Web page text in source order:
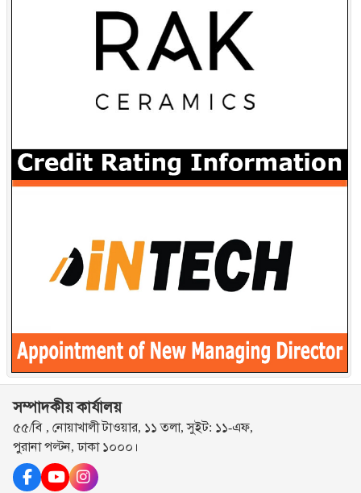
সম্পাদকীয় কার্যালয়
৫৫/বি , নোয়াখালী টাওয়ার, ১১ তলা, সুইট: ১১-এফ,
পুরানা পল্টন, ঢাকা ১০০০।